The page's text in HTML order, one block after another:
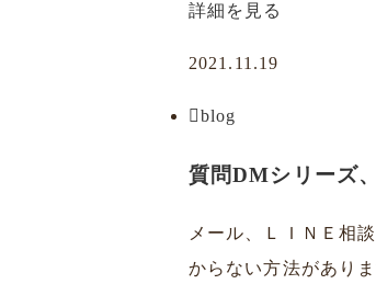
詳細を見る
2021.11.19
blog
質問DMシリーズ
メール、ＬＩＮＥ相
からない方法があり